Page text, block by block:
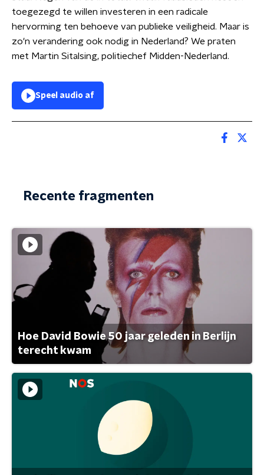
toegezegd te willen investeren in een radicale
hervorming ten behoeve van publieke veiligheid. Maar is
zo'n verandering ook nodig in Nederland? We praten
met Martin Sitalsing, politiechef Midden-Nederland.
Speel audio af
Recente fragmenten
Hoe David Bowie 50 jaar geleden in Berlijn
terecht kwam